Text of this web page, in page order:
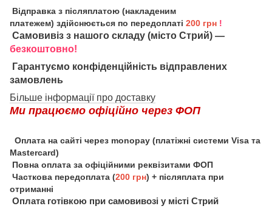
Відправка з післяплатою (накладеним
платежем) здійснюється по передоплаті 200 грн !
Самовивіз з нашого складу (місто Стрий) —
безкоштовно!
Гарантуємо конфіденційність відправлених
замовлень
Більше інформації про доставку
Ми працюємо офіційно через ФОП
Оплата на сайті через monopay (платіжні системи Visa та
Mastercard)
Повна оплата за офіційними реквізитами ФОП
Часткова передоплата (200 грн) + післяплата при
отриманні
Оплата готівкою при самовивозі у місті Стрий